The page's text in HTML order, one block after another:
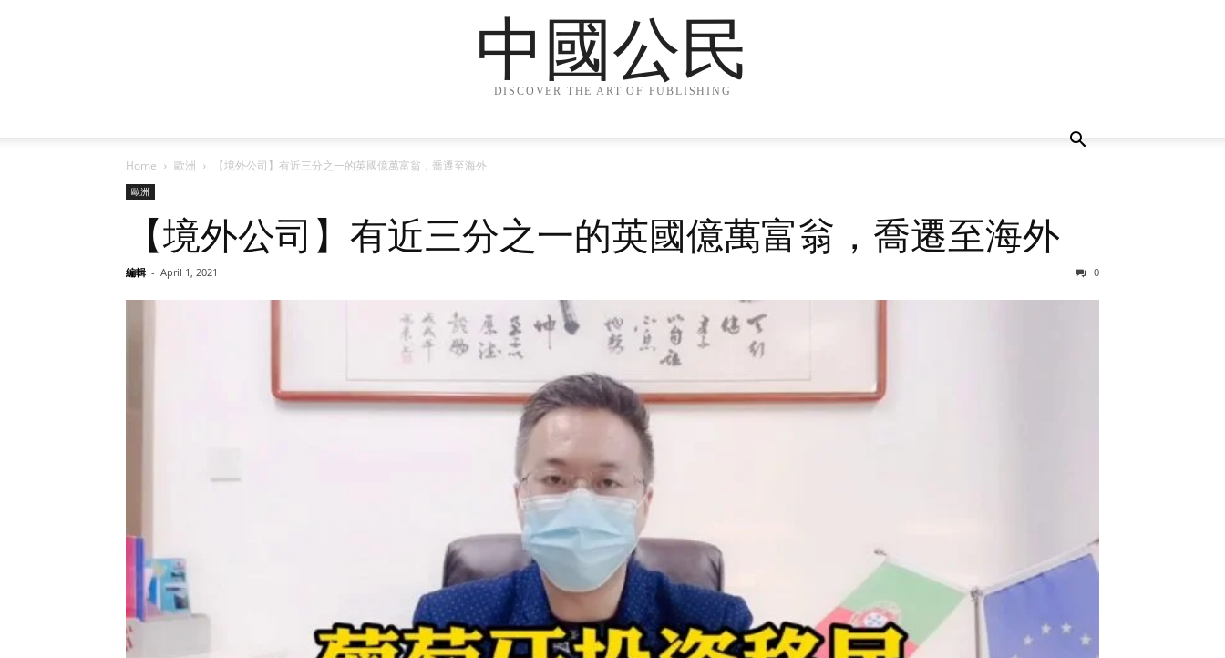
中國公民
DISCOVER THE ART OF PUBLISHING
Home 歐洲 【境外公司】有近三分之一的英國億萬富翁，喬遷至海外
歐洲
【境外公司】有近三分之一的英國億萬富翁，喬遷至海外
編輯 - April 1, 2021 0